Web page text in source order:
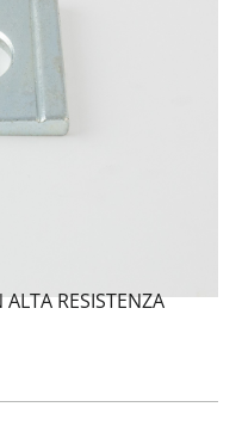
RESISTENZA